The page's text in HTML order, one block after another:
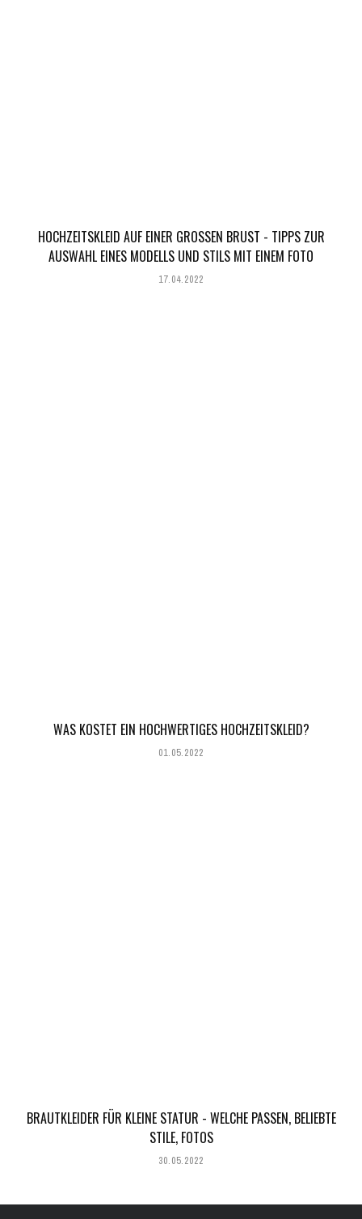
HOCHZEITSKLEID AUF EINER GROSSEN BRUST - TIPPS ZUR A
USWAHL EINES MODELLS UND STILS MIT EINEM FOTO
17.04.2022
WAS KOSTET EIN HOCHWERTIGES HOCHZEITSKLEID?
01.05.2022
BRAUTKLEIDER FÜR KLEINE STATUR - WELCHE PASSEN, BELIEBTE
STILE, FOTOS
30.05.2022